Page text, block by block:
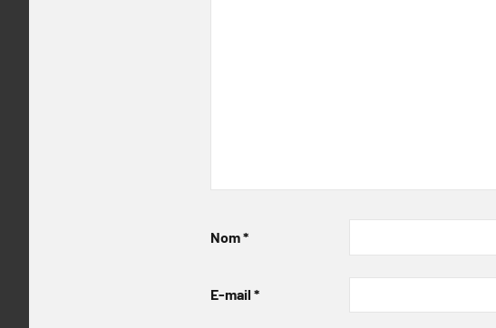
Nom*
E-mail *